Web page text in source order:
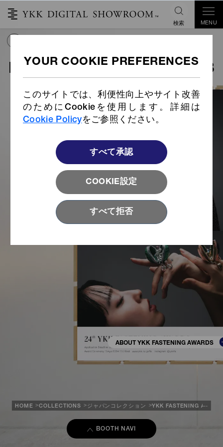
このサイトでは、利便性向上やサイト改善
のためにCookieを使用します。詳細は
Cookie Policyをご参照ください。
COOKIE設定
すべて承認
すべて拒否
検索 MENU
FASTENINGAWARDS 2023
ABOUT YKK FASTENING AWARDS
HOME COLLECTIONS ジャパンコレクション YKK FASTENING
BOOTH NAVI